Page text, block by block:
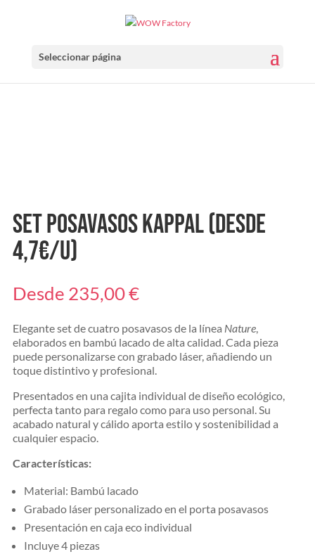
Seleccionar página
Set Posavasos Kappal (Desde
4,7€/u)
Desde 235,00€
Elegante set de cuatro posavasos de la línea Nature,
elaborados en bambú lacado de alta calidad. Cada pieza
puede personalizarse con grabado láser, añadiendo un
toque distintivo y profesional.
Presentados en una cajita individual de diseño ecológico,
perfecta tanto para regalo como para uso personal. Su
acabado natural y cálido aporta estilo y sostenibilidad a
cualquier espacio.
Características:
Material: Bambú lacado
Grabado láser personalizado en el porta posavasos
Presentación en caja eco individual
Incluye 4 piezas